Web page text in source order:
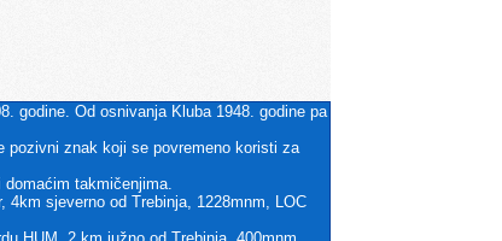
godine. Od osnivanja Kluba 1948. godine pa
pozivni znak koji se povremeno koristi za
takmičenjima.
4km sjeverno od Trebinja, 1228mnm, LOC